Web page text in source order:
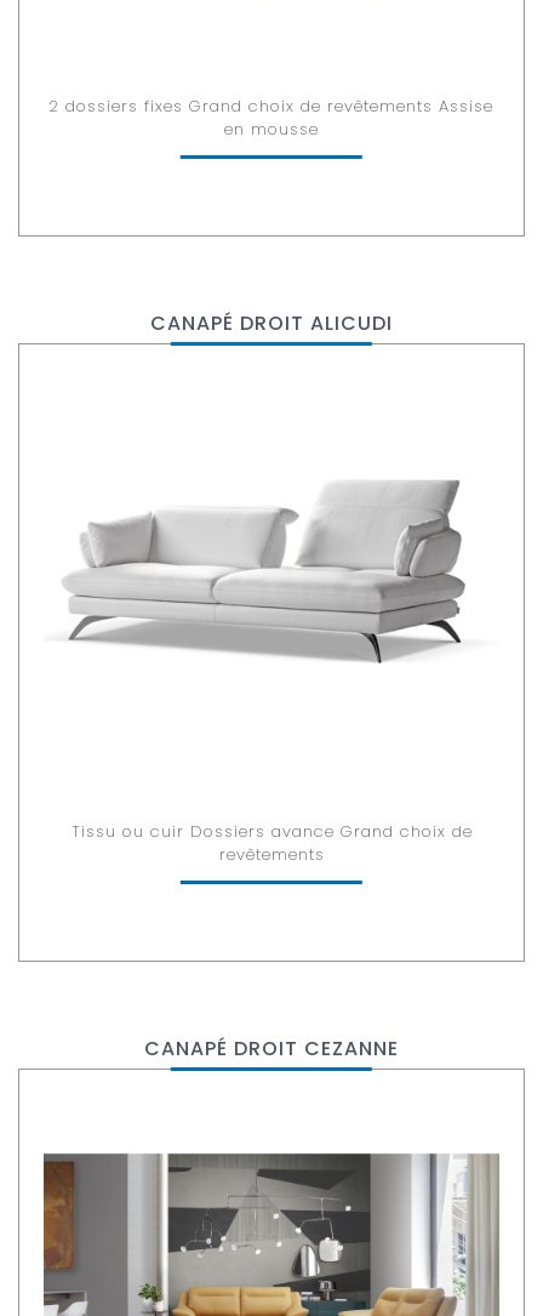
2 dossiers fixes Grand choix de revêtements Assise
en mousse
CANAPÉ DROIT ALICUDI
Tissu ou cuir Dossiers avance Grand choix de
revêtements
CANAPÉ DROIT CEZANNE